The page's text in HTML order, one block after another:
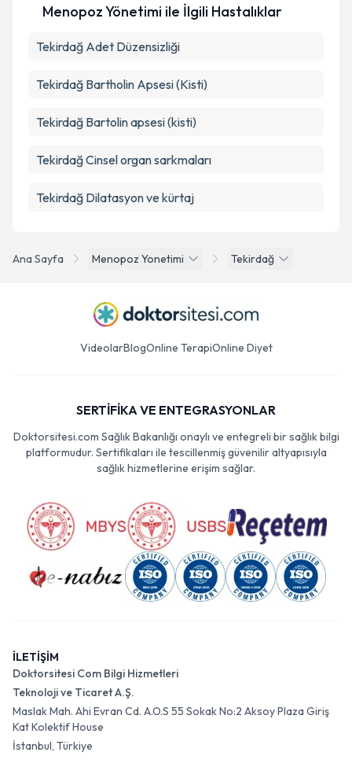
Ana Sayfa Menopoz Yonetimi Tekirdağ
Menopoz Yönetimi ile İlgili Hastalıklar
Tekirdağ Adet Düzensizliği
Tekirdağ Bartholin Apsesi (Kisti)
Tekirdağ Bartolin apsesi (kisti)
Tekirdağ Cinsel organ sarkmaları
Tekirdağ Dilatasyon ve kürtaj
VideolarBlogOnline TerapiOnline Diyet
SERTİFİKA VE ENTEGRASYONLAR
Doktorsitesi.com Sağlık Bakanlığı onaylı ve entegreli bir sağlık bilgi
platformudur. Sertifikaları ile tescillenmiş güvenilir altyapısıyla
sağlık hizmetlerine erişim sağlar.
İLETİŞİM
Doktorsitesi Com Bilgi Hizmetleri
Teknoloji ve Ticaret A.Ş.
Maslak Mah. Ahi Evran Cd. A.O.S 55 Sokak No:2 Aksoy Plaza Giriş
Kat Kolektif House
İstanbul, Türkiye